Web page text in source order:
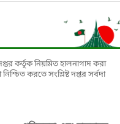
কর্তৃক নিয়মিত হালনাগাদ করা
করতে সংশ্লিষ্ট দপ্তর সর্বদা